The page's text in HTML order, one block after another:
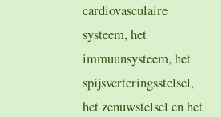
cardiovasculaire
systeem, het
immuunsysteem, het
spijsverteringsstelsel,
het zenuwstelsel en het